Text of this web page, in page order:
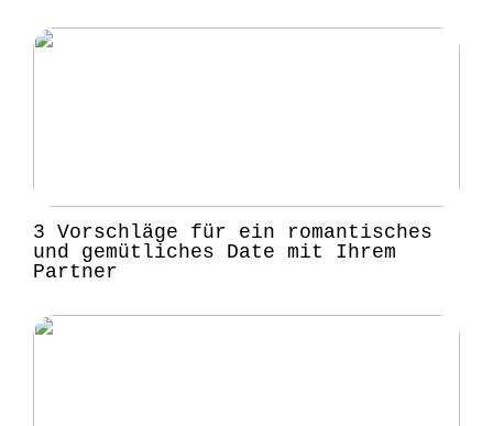
3 Vorschläge für ein romantisches
und gemütliches Date mit Ihrem
Partner